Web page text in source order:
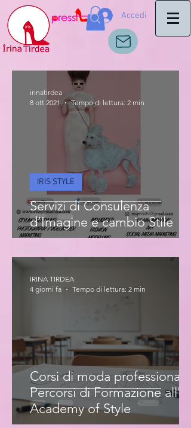
Accedi
Servizi di Consulenza
d’Imagine e cambio Stile
IRIS STYLE
irinatirdea
8 ott 2021
Tempo di lettura: 2 min
Corsi di moda professionale:
Percorsi di Formazione all'Iris
Academy of Style
IRINA TIRDEA
4 giorni fa
Tempo di lettura: 2 min